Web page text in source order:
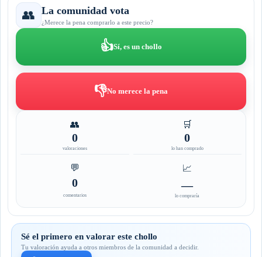
👥 La comunidad vota
¿Merece la pena comprarlo a este precio?
👍Sí, es un chollo
👎No merece la pena
👥
0
valoraciones
🛒
0
lo han comprado
💬
0
comentarios
📈
—
lo compraría
Sé el primero en valorar este chollo
Tu valoración ayuda a otros miembros de la comunidad a decidir.